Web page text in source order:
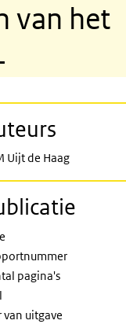
van het
Uijt de Haag
pagina's
van uitgave